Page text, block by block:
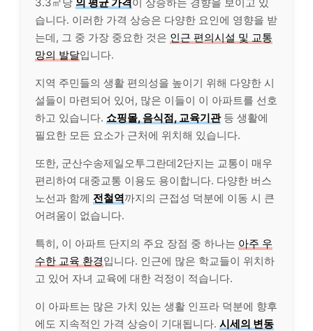
습니다. 이러한 가격 상승은 다양한 요인에 영향을 받
는데, 그 중 가장 중요한 것은 인근 편의시설 및 교통
망의 발달입니다.
지역 주민들의 생활 편의성을 높이기 위해 다양한 시
설들이 마련되어 있어, 많은 이들이 이 아파트를 선호
하고 있습니다. 쇼핑몰, 음식점, 교육기관등 생활에
필요한 모든 요소가 근처에 위치해 있습니다.
또한, 군산수송제일오투그란데2단지는 교통이 매우
편리하여 대중교통 이용도 용이합니다. 다양한 버스
노선과 함께 전철역까지의 근접성 덕분에 이동 시 큰
어려움이 없습니다.
특히, 이 아파트 단지의 주요 장점 중 하나는 아주 우
수한 교육 환경입니다. 인근에 많은 학교들이 위치하
고 있어 자녀 교육에 대한 걱정이 적습니다.
이 아파트는 많은 가치 있는 생활 인프라 덕분에 향후
에도 지속적인 가격 상승이 기대됩니다. 시세의 변동